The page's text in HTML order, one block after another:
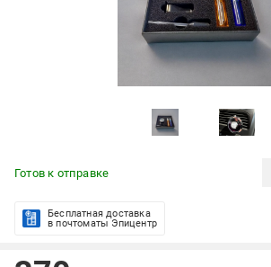
Готов к отправке
Бесплатная доставка
в почтоматы Эпицентр